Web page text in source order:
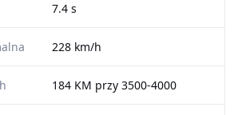
7.4 s
228 km/h
184 KM przy 3500-4000